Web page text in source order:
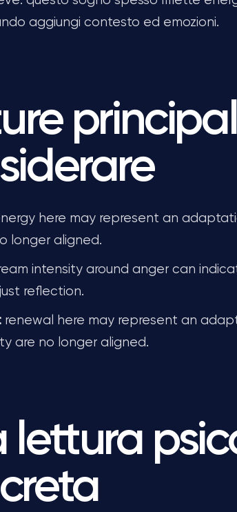
aggiungi contesto ed emozioni.
here may represent an
longer aligned.
intensity around anger can
reflection.
renewal here may represent an
are no longer aligned.
lettura